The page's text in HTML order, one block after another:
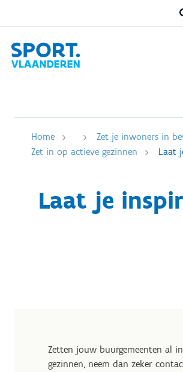
Home
Zet je inwoners in
Zet in op actieve gezinnen
Laat
Laat je
Zetten jouw buurgemeenten al
gezinnen, neem dan zeker